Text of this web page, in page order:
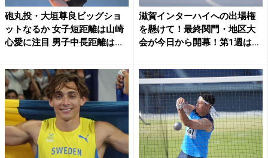
砲丸投・大垣尊良ビッグショ
ットなるか 女子短距離は山崎
心愛に注目 男子中長距離は...
滋賀インターハイへの出場権
を懸けて！最終関門・地区大
会が今日から開幕！第1週は